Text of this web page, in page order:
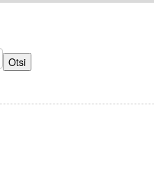
Otsi